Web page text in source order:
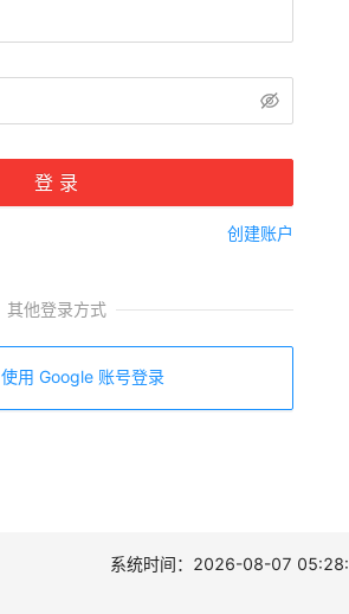
登 录
创建账户
其他登录方式
使用 Google 账号登录
系统时间：2026-08-07